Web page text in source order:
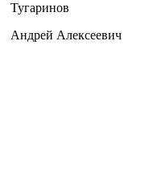
Тугаринов
Андрей Алексеевич